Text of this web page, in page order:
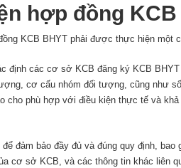
hợp đồng KCB
KCB BHYT phải được thực hiện một
định các cơ sở KCB đăng ký KCB BHYT
cơ cấu nhóm đối tượng, cũng như
cho phù hợp với điều kiện thực tế và khả
đảm bảo đầy đủ và đúng quy định, bao
cơ sở KCB, và các thông tin khác liên